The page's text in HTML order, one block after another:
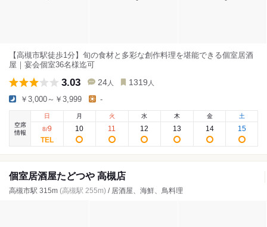
【高槻市駅徒歩1分】旬の食材と多彩な創作料理を堪能できる個室居酒
屋｜宴会個室36名様迄可
3.03 24 人 1319 人
￥3,000～￥3,999 -
空席
情報
日
8/9
月
10
火
11
水
12
木
13
金
14
土
15
個室居酒屋たどつや 高槻店
高槻市駅 315m (高槻駅 255m) / 居酒屋、海鮮、鳥料理